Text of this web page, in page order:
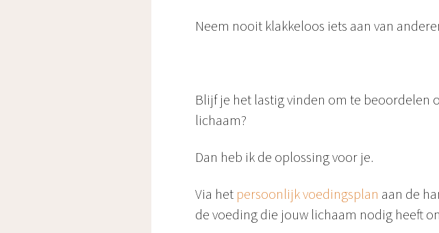
Neem nooit klakkeloos iets aan van
Blijf je het lastig vinden om te
lichaam?
Dan heb ik de oplossing voor je.
Via het persoonlijk voedingsplan aan de
de voeding die jouw lichaam nodig heeft